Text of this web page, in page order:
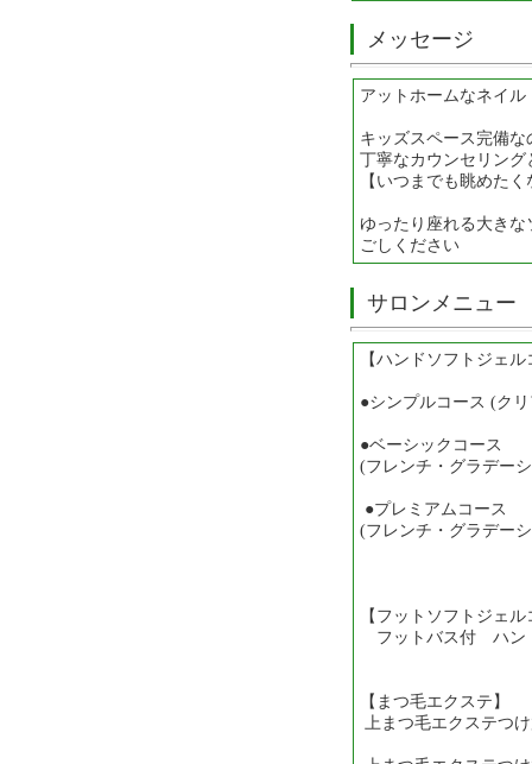
メッセージ
アットホームなネイ
キッズスペース完備
丁寧なカウンセリン
【いつまでも眺めた
ゆったり座れる大き
ごしください
サロンメニュー
【ハンドソフトジェ
●シンプルコース (ク
●ベーシックコース
(フレンチ・グラデー
●プレミアムコース
(フレンチ・グラデー
【フットソフトジェ
フットバス付 ハン
【まつ毛エクステ】
上まつ毛エクステつ